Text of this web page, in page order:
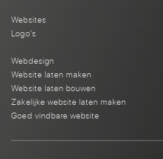
Websites
Logo's
Webdesign
Website laten maken
Website laten bouwen
Zakelijke website laten maken
Goed vindbare website